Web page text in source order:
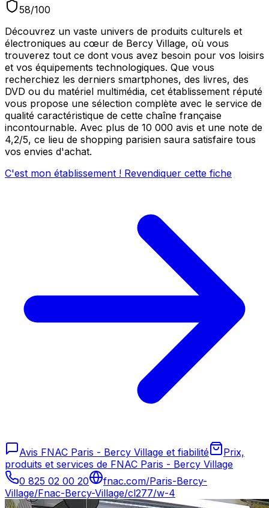
58/100
Découvrez un vaste univers de produits culturels et
électroniques au cœur de Bercy Village, où vous
trouverez tout ce dont vous avez besoin pour vos loisirs
et vos équipements technologiques. Que vous
recherchiez les derniers smartphones, des livres, des
DVD ou du matériel multimédia, cet établissement réputé
vous propose une sélection complète avec le service de
qualité caractéristique de cette chaîne française
incontournable. Avec plus de 10 000 avis et une note de
4,2/5, ce lieu de shopping parisien saura satisfaire tous
vos envies d'achat.
C'est mon établissement ! Revendiquer cette fiche
Avis FNAC Paris - Bercy Village et fiabilité
Prix,
produits et services de FNAC Paris - Bercy Village
0 825 02 00 20
fnac.com/Paris-Bercy-
Village/Fnac-Bercy-Village/cl277/w-4